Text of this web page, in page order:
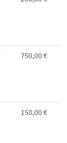
750,00 €
150,00 €